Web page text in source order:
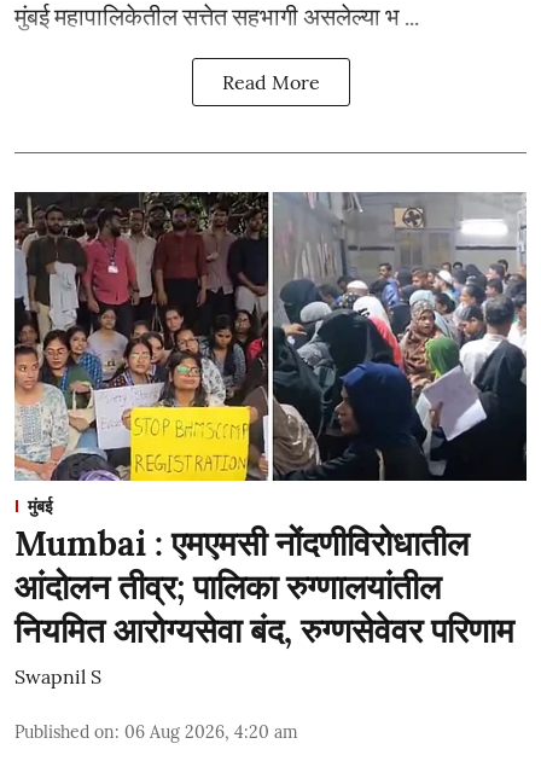
मुंबई महापालिकेतील सत्तेत सहभागी असलेल्या भ ...
Read More
मुंबई
Mumbai : एमएमसी नोंदणीविरोधातील
आंदोलन तीव्र; पालिका रुग्णालयांतील
नियमित आरोग्यसेवा बंद, रुग्णसेवेवर परिणाम
Swapnil S
Published on: 06 Aug 2026, 4:20 am